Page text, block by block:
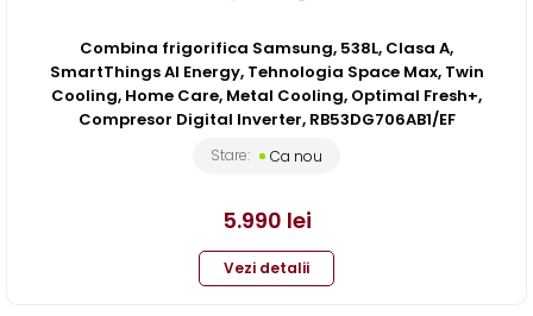
Combina frigorifica Samsung, 538L, Clasa A,
SmartThings AI Energy, Tehnologia Space Max, Twin
Cooling, Home Care, Metal Cooling, Optimal Fresh+,
Compresor Digital Inverter, RB53DG706AB1/EF
Stare: Ca nou
5.990 lei
Vezi detalii